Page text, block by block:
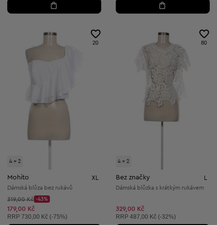
4 = 2
20
Mohito XL
Dámská blůza bez rukávů
Původní cena:
319,00 Kč
Discount Price:
-43%
Snížená cena:
179,00 Kč
Doporučená cena:
RRP 730,00 Kč (-75%)
4 = 2
80
Bez značky L
Dámská blůzka s krátkým rukávem
329,00 Kč
Doporučená cena:
RRP 487,00 Kč (-32%)